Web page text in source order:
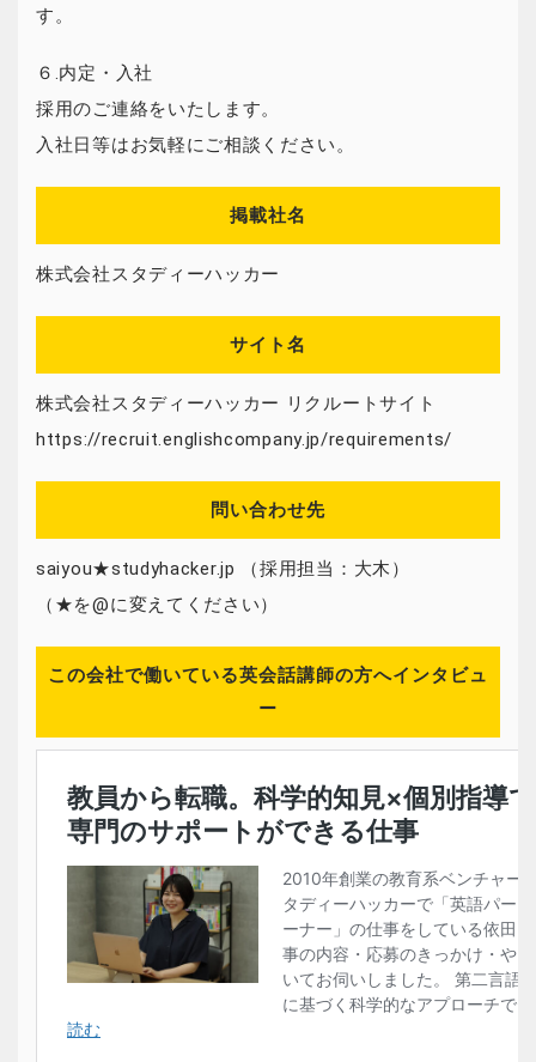
す。
６.内定・入社
採用のご連絡をいたします。
入社日等はお気軽にご相談ください。
掲載社名
株式会社スタディーハッカー
サイト名
株式会社スタディーハッカー リクルートサイト
https://recruit.englishcompany.jp/requirements/
問い合わせ先
saiyou★studyhacker.jp （採用担当：大木）
（★を@に変えてください）
この会社で働いている英会話講師の方へインタビュ
ー